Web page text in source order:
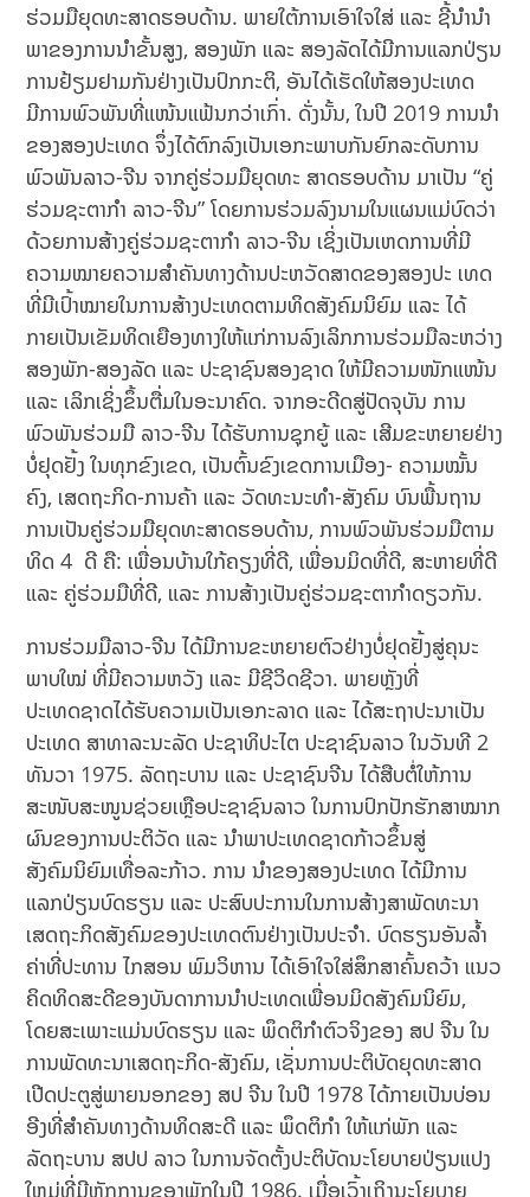
ຮ່ວມມືຍຸດທະສາດຮອບດ້ານ. ພາຍໃຕ້ການເອົາໃຈໃສ່ ແລະ ຊີ້ນໍານໍາ
ພາຂອງການນໍາຂັ້ນສູງ, ສອງພັກ ແລະ ສອງລັດໄດ້ມີການແລກປ່ຽນ
ການຢ້ຽມຢາມກັນຢ່າງເປັນປົກກະຕິ, ອັນໄດ້ເຮັດໃຫ້ສອງປະເທດ
ມີການພົວພັນທີ່ແໜ້ນແຟ້ນກວ່າເກົ່າ. ດັ່ງນັ້ນ, ໃນປີ 2019 ການນໍາ
ຂອງສອງປະເທດ ຈຶ່ງໄດ້ຕົກລົງເປັນເອກະພາບກັນຍົກລະດັບການ
ພົວພັນລາວ-ຈີນ ຈາກຄູ່ຮ່ວມມືຍຸດທະ ສາດຮອບດ້ານ ມາເປັນ “ຄູ່
ຮ່ວມຊະຕາກໍາ ລາວ-ຈີນ” ໂດຍການຮ່ວມລົງນາມໃນແຜນແມ່ບົດວ່າ
ດ້ວຍການສ້າງຄູ່ຮ່ວມຊະຕາກໍາ ລາວ-ຈີນ ເຊິ່ງເປັນເຫດການທີ່ມີ
ຄວາມໝາຍຄວາມສໍາຄັນທາງດ້ານປະຫວັດສາດຂອງສອງປະ ເທດ
ທີ່ມີເປົ້າໝາຍໃນການສ້າງປະເທດຕາມທິດສັງຄົມນິຍົມ ແລະ ໄດ້
ກາຍເປັນເຂັມທິດເຍືອງທາງໃຫ້ແກ່ການລົງເລິກການຮ່ວມມືລະຫວ່າງ
ສອງພັກ-ສອງລັດ ແລະ ປະຊາຊົນສອງຊາດ ໃຫ້ມີຄວາມໜັກແໜ້ນ
ແລະ ເລິກເຊິ່ງຂຶ້ນຕື່ມໃນອະນາຄົດ. ຈາກອະດີດສູ່ປັດຈຸບັນ ການ
ພົວພັນຮ່ວມມື ລາວ-ຈີນ ໄດ້ຮັບການຊຸກຍູ້ ແລະ ເສີມຂະຫຍາຍຢ່າງ
ບໍ່ຢຸດຢັ້ງ ໃນທຸກຂົງເຂດ, ເປັນຕົ້ນຂົງເຂດການເມືອງ- ຄວາມໝັ້ນ
ຄົງ, ເສດຖະກິດ-ການຄ້າ ແລະ ວັດທະນະທໍາ-ສັງຄົມ ບົນພື້ນຖານ
ການເປັນຄູ່ຮ່ວມມືຍຸດທະສາດຮອບດ້ານ, ການພົວພັນຮ່ວມມືຕາມ
ທິດ 4 ດີ ຄື: ເພື່ອນບ້ານໃກ້ຄຽງທີ່ດີ, ເພື່ອນມິດທີ່ດີ, ສະຫາຍທີ່ດີ
ແລະ ຄູ່ຮ່ວມມືທີ່ດີ, ແລະ ການສ້າງເປັນຄູ່ຮ່ວມຊະຕາກໍາດຽວກັນ.
ການຮ່ວມມືລາວ-ຈີນ ໄດ້ມີການຂະຫຍາຍຕົວຢ່າງບໍ່ຢຸດຢັ້ງສູ່ຄຸນະ
ພາບໃໝ່ ທີ່ມີຄວາມຫວັງ ແລະ ມີຊີວິດຊີວາ. ພາຍຫຼັງທີ່
ປະເທດຊາດໄດ້ຮັບຄວາມເປັນເອກະລາດ ແລະ ໄດ້ສະຖາປະນາເປັນ
ປະເທດ ສາທາລະນະລັດ ປະຊາທິປະໄຕ ປະຊາຊົນລາວ ໃນວັນທີ 2
ທັນວາ 1975. ລັດຖະບານ ແລະ ປະຊາຊົນຈີນ ໄດ້ສືບຕໍ່ໃຫ້ການ
ສະໜັບສະໜູນຊ່ວຍເຫຼືອປະຊາຊົນລາວ ໃນການປົກປັກຮັກສາໝາກ
ຜົນຂອງການປະຕິວັດ ແລະ ນໍາພາປະເທດຊາດກ້າວຂຶ້ນສູ່
ສັງຄົມນິຍົມເທື່ອລະກ້າວ. ການ ນໍາຂອງສອງປະເທດ ໄດ້ມີການ
ແລກປ່ຽນບົດຮຽນ ແລະ ປະສົບປະການໃນການສ້າງສາພັດທະນາ
ເສດຖະກິດສັງຄົມຂອງປະເທດຕົນຢ່າງເປັນປະຈໍາ. ບົດຮຽນອັນລໍ້າ
ຄ່າທີ່ປະທານ ໄກສອນ ພົມວິຫານ ໄດ້ເອົາໃຈໃສ່ສຶກສາຄົ້ນຄວ້າ ແນວ
ຄິດທິດສະດີຂອງບັນດາການນໍາປະເທດເພື່ອນມິດສັງຄົມນິຍົມ,
ໂດຍສະເພາະແມ່ນບົດຮຽນ ແລະ ພຶດຕິກໍາຕົວຈິງຂອງ ສປ ຈີນ ໃນ
ການພັດທະນາເສດຖະກິດ-ສັງຄົມ, ເຊັ່ນການປະຕິບັດຍຸດທະສາດ
ເປີດປະຕູສູ່ພາຍນອກຂອງ ສປ ຈີນ ໃນປີ 1978 ໄດ້ກາຍເປັນບ່ອນ
ອີງທີ່ສໍາຄັນທາງດ້ານທິດສະດີ ແລະ ພຶດຕິກໍາ ໃຫ້ແກ່ພັກ ແລະ
ລັດຖະບານ ສປປ ລາວ ໃນການຈັດຕັ້ງປະຕິບັດນະໂຍບາຍປ່ຽນແປງ
ໃຫມ່ທີ່ມີຫຼັກການຂອງພັກໃນປີ 1986. ເມື່ອເວົ້າເຖິງນະໂຍບາຍ